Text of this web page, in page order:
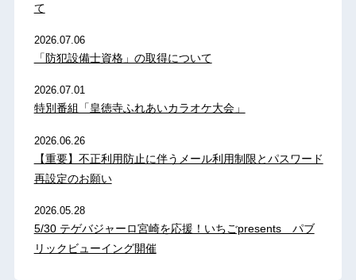
て
2026.07.06
「防犯設備士資格」の取得について
2026.07.01
特別番組「皇徳寺ふれあいカラオケ大会」
2026.06.26
【重要】不正利用防止に伴うメール利用制限とパスワード
再設定のお願い
2026.05.28
5/30 テゲバジャーロ宮崎を応援！いちごpresents パブ
リックビューイング開催